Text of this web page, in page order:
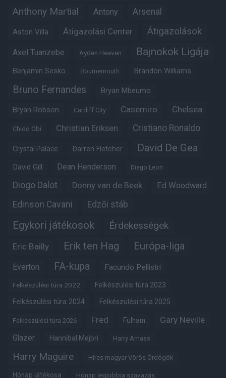
Anthony Martial Antony Arsenal
Aston Villa Átigazolási Center Átigazolások
Axel Tuanzebe Ayden Heaven Bajnokok Ligája
Benjamin Sesko Bournemouth Brandon Williams
Bruno Fernandes Bryan Mbeumo
Bryan Robson Cardiff City Casemiro Chelsea
Chido Obi Christian Eriksen Cristiano Ronaldo
Crystal Palace Darren Fletcher David De Gea
David Gill Dean Henderson Diego Leon
Diogo Dalot Donny van de Beek Ed Woodward
Edinson Cavani Edzői stáb
Egykori játékosok Érdekességek
Eric Bailly Erik ten Hag Európa-liga
Everton FA-kupa Facundo Pellistri
Felkészülési túra 2022 Felkészülési túra 2023
Felkészülési túra 2024 Felkészülési túra 2025
Felkészülési túra 2026 Fred Fulham Gary Neville
Glazer Hannibal Mejbri Harry Amass
Harry Maguire Híres magyar Vörös Ördögök
Hónap játékosa Hónap legjobbja szavazás